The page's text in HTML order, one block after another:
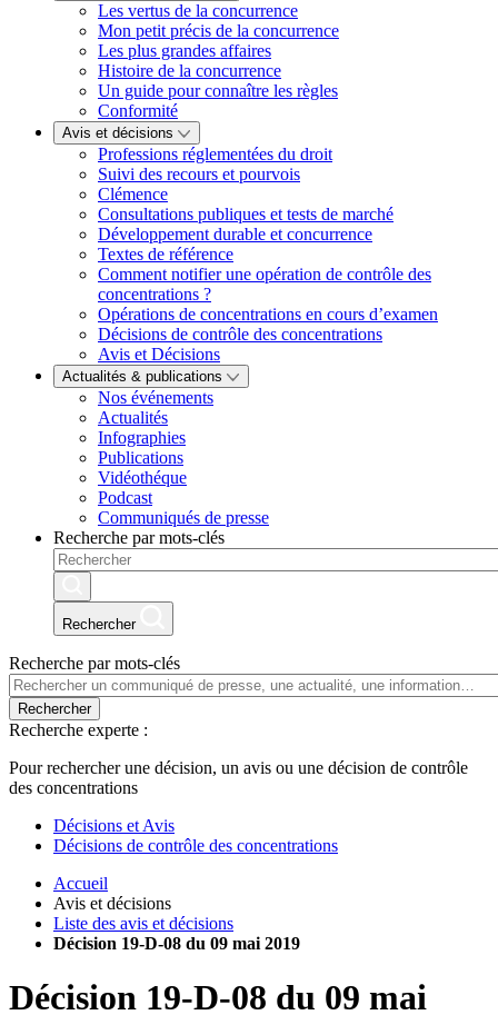
Les vertus de la concurrence
Mon petit précis de la concurrence
Les plus grandes affaires
Histoire de la concurrence
Un guide pour connaître les règles
Conformité
Avis et décisions
Professions réglementées du droit
Suivi des recours et pourvois
Clémence
Consultations publiques et tests de marché
Développement durable et concurrence
Textes de référence
Comment notifier une opération de contrôle des
concentrations ?
Opérations de concentrations en cours d’examen
Décisions de contrôle des concentrations
Avis et Décisions
Actualités & publications
Nos événements
Actualités
Infographies
Publications
Vidéothéque
Podcast
Communiqués de presse
Recherche par mots-clés
Rechercher
Recherche par mots-clés
Rechercher
Recherche experte :
Pour rechercher une décision, un avis ou une décision de contrôle
des concentrations
Décisions et Avis
Décisions de contrôle des concentrations
Accueil
Avis et décisions
Liste des avis et décisions
Décision 19-D-08 du 09 mai 2019
Décision 19-D-08 du 09 mai